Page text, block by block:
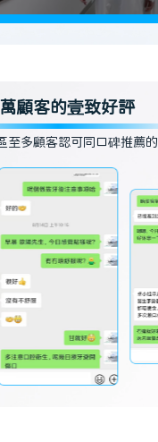
顧客的壹致好評
至多顧客認可同口碑推薦